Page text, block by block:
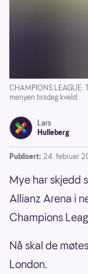
CHAMPIONS LEAGUE:
menyen tirsdag kveld.
Lars
Hulleberg
Publisert: 24. februar
Mye har skjedd
Allianz Arena i
Champions
Nå skal de
London.